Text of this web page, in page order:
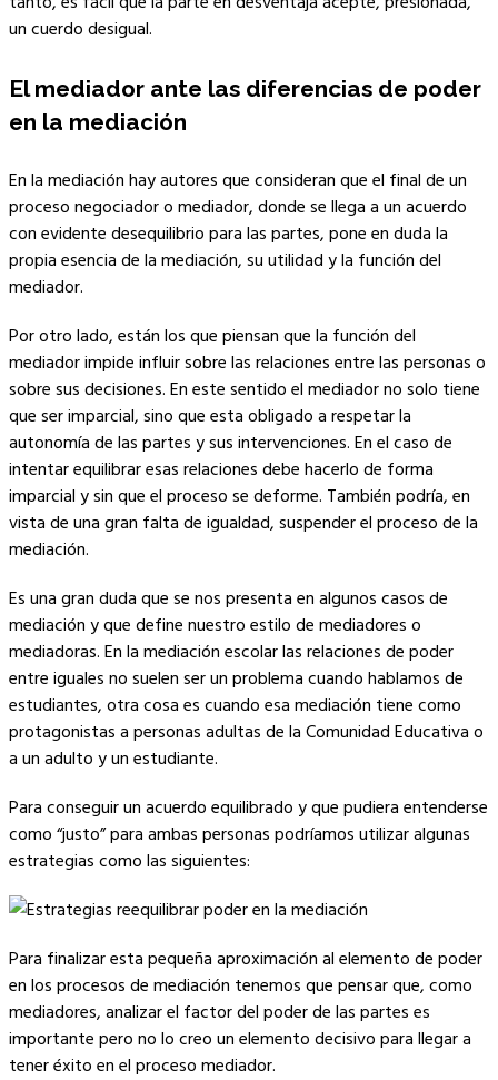
un cuerdo desigual.
El mediador ante las diferencias de poder
en la mediación
En la mediación hay autores que consideran que el final de un
proceso negociador o mediador, donde se llega a un acuerdo
con evidente desequilibrio para las partes, pone en duda la
propia esencia de la mediación, su utilidad y la función del
mediador.
Por otro lado, están los que piensan que la función del
mediador impide influir sobre las relaciones entre las personas o
sobre sus decisiones. En este sentido el mediador no solo tiene
que ser imparcial, sino que esta obligado a respetar la
autonomía de las partes y sus intervenciones. En el caso de
intentar equilibrar esas relaciones debe hacerlo de forma
imparcial y sin que el proceso se deforme. También podría, en
vista de una gran falta de igualdad, suspender el proceso de la
mediación.
Es una gran duda que se nos presenta en algunos casos de
mediación y que define nuestro estilo de mediadores o
mediadoras. En la mediación escolar las relaciones de poder
entre iguales no suelen ser un problema cuando hablamos de
estudiantes, otra cosa es cuando esa mediación tiene como
protagonistas a personas adultas de la Comunidad Educativa o
a un adulto y un estudiante.
Para conseguir un acuerdo equilibrado y que pudiera entenderse
como “justo” para ambas personas podríamos utilizar algunas
estrategias como las siguientes:
Para finalizar esta pequeña aproximación al elemento de poder
en los procesos de mediación tenemos que pensar que, como
mediadores, analizar el factor del poder de las partes es
importante pero no lo creo un elemento decisivo para llegar a
tener éxito en el proceso mediador.